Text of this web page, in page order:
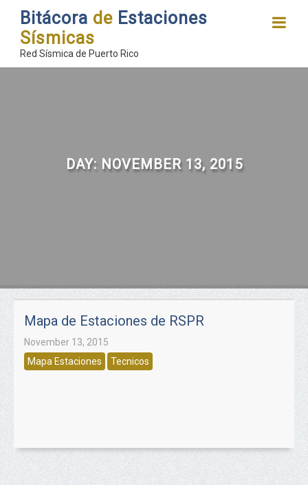
Bitácora de Estaciones
Sísmicas
Red Sísmica de Puerto Rico
DAY: NOVEMBER 13, 2015
Mapa de Estaciones de RSPR
November 13, 2015
Mapa Estaciones
Tecnicos